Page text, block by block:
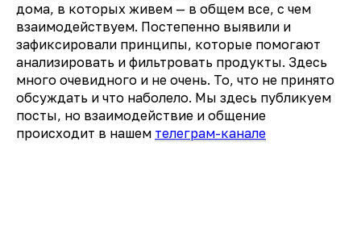
дома, в которых живем — в общем все, с чем
взаимодействуем. Постепенно выявили и
зафиксировали принципы, которые помогают
анализировать и фильтровать продукты. Здесь
много очевидного и не очень. То, что не принято
обсуждать и что наболело. Мы здесь публикуем
посты, но взаимодействие и общение
происходит в нашем телеграм-канале